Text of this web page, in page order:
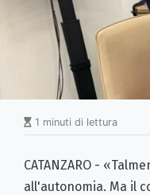
1 minuti di lettura
CATANZARO -
all'autonomia. Ma il